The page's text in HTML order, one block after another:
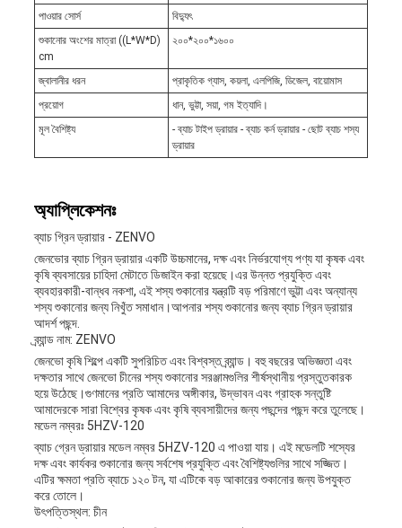
পাওয়ার সোর্স
বিদ্যুৎ
শুকানোর অংশের মাত্রা ((L*W*D)
cm
২০০*২০০*১৬০০
জ্বালানীর ধরন
প্রাকৃতিক গ্যাস, কয়লা, এলপিজি, ডিজেল, বায়োমাস
প্রয়োগ
ধান, ভুট্টা, সয়া, গম ইত্যাদি।
মূল বৈশিষ্ট্য
- ব্যাচ টাইপ ড্রায়ার - ব্যাচ কর্ন ড্রায়ার - ছোট ব্যাচ শস্য
ড্রায়ার
অ্যাপ্লিকেশনঃ
ব্যাচ গ্রিন ড্রায়ার - ZENVO
জেনভোর ব্যাচ গ্রিন ড্রায়ার একটি উচ্চমানের, দক্ষ এবং নির্ভরযোগ্য পণ্য যা কৃষক এবং
কৃষি ব্যবসায়ের চাহিদা মেটাতে ডিজাইন করা হয়েছে।এর উন্নত প্রযুক্তি এবং
ব্যবহারকারী-বান্ধব নকশা, এই শস্য শুকানোর যন্ত্রটি বড় পরিমাণে ভুট্টা এবং অন্যান্য
শস্য শুকানোর জন্য নিখুঁত সমাধান।আপনার শস্য শুকানোর জন্য ব্যাচ গ্রিন ড্রায়ার
আদর্শ পছন্দ.
ব্র্যান্ড নাম: ZENVO
জেনভো কৃষি শিল্পে একটি সুপরিচিত এবং বিশ্বস্ত ব্র্যান্ড। বহু বছরের অভিজ্ঞতা এবং
দক্ষতার সাথে জেনভো চীনের শস্য শুকানোর সরঞ্জামগুলির শীর্ষস্থানীয় প্রস্তুতকারক
হয়ে উঠেছে।গুণমানের প্রতি আমাদের অঙ্গীকার, উদ্ভাবন এবং গ্রাহক সন্তুষ্টি
আমাদেরকে সারা বিশ্বের কৃষক এবং কৃষি ব্যবসায়ীদের জন্য পছন্দের পছন্দ করে তুলেছে।
মডেল নম্বরঃ 5HZV-120
ব্যাচ গ্রেন ড্রায়ার মডেল নম্বর 5HZV-120 এ পাওয়া যায়। এই মডেলটি শস্যের
দক্ষ এবং কার্যকর শুকানোর জন্য সর্বশেষ প্রযুক্তি এবং বৈশিষ্ট্যগুলির সাথে সজ্জিত।
এটির ক্ষমতা প্রতি ব্যাচে ১২০ টন, যা এটিকে বড় আকারের শুকানোর জন্য উপযুক্ত
করে তোলে।
উৎপত্তিস্থল: চীন